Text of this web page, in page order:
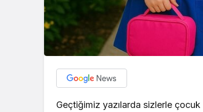
Geçtiğimiz yazılarda sizlerle